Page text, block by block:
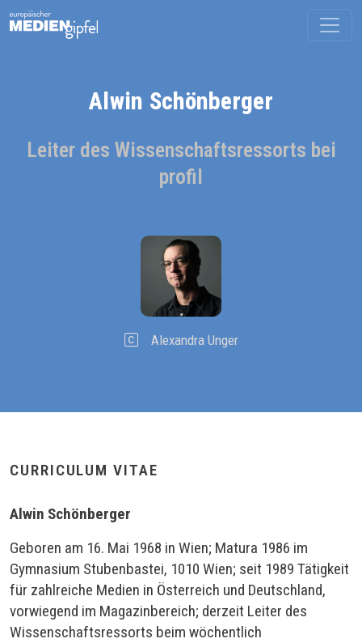
Alwin Schönberger
Leiter des Wissenschaftsressorts bei
profil
Alexandra Unger
CURRICULUM VITAE
Alwin Schönberger
Geboren am 16. Mai 1968 in Wien; Matura 1986 im
Gymnasium Stubenbastei, 1010 Wien; seit 1989 Tätigkeit
für zahlreiche Medien in Österreich und Deutschland,
vorwiegend im Magazinbereich; derzeit Leiter des
Wissenschaftsressorts beim wöchentlich